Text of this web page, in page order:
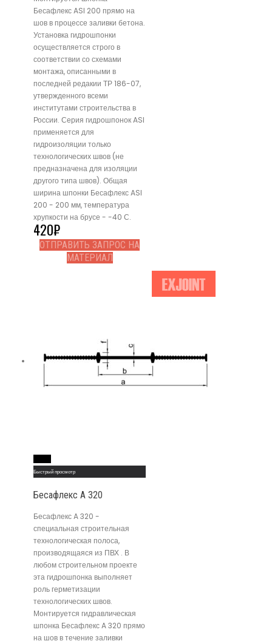
Бесафлекс ASI 200 прямо на
шов в процессе заливки бетона.
Установка гидрошпонки
осуществляется строго в
соответствии со схемами
монтажа, описанными в
последней редакии ТР 186-07,
утвержденного всеми
институтами строительства в
России. Серия гидрошпонок ASI
применяется для
гидроизоляции только
технологических швов (не
предназначена для изоляции
другого типа швов). Общая
ширина шпонки Бесафлекс ASI
200 - 200 мм, температура
хрупкости на брусе - -40 С.
420₽
ОТПРАВИТЬ ЗАПРОС НА
МАТЕРИАЛ
Быстрый просмотр
Бесафлекс A 320
Бесафлекс A 320 -
специальная строительная
технологическая полоса,
производящаяся из ПВХ . В
любом строительном проекте
эта гидрошпонка выполняет
роль герметизации
технологических швов.
Монтируется гидравлическая
шпонка Бесафлекс A 320 прямо
на шов в течение заливки